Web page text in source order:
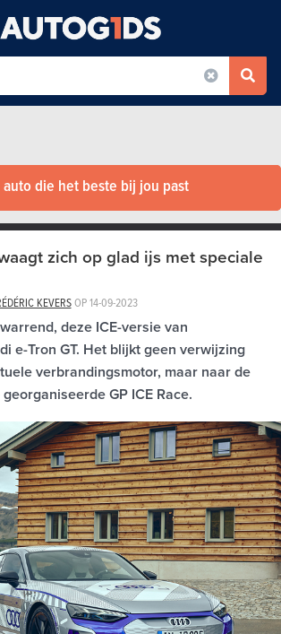
die het beste bij jou past
zich op glad ijs met speciale
KEVERSOP14-09-2023
deze ICE-versie van
e-Tron GT. Het blijkt geen verwijzing
verbrandingsmotor, maar naar de
GP ICE Race.